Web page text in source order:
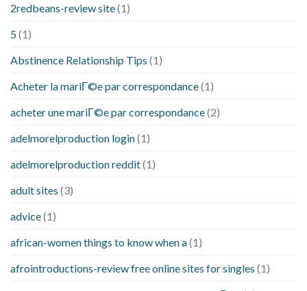
2redbeans-review site(1)
5(1)
Abstinence Relationship Tips (1)
Acheter la mariГ©e par correspondance(1)
acheter une mariГ©e par correspondance(2)
adelmorelproduction login(1)
adelmorelproduction reddit(1)
adult sites (3)
advice(1)
african-women things to know when a(1)
afrointroductions-review free online sites for singles (1)